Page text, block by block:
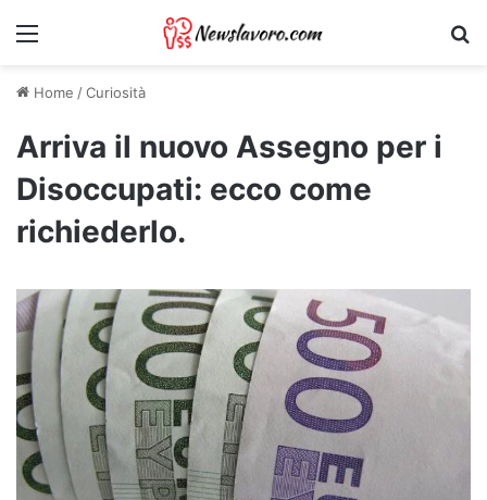
Menu
Home /Curiosità
Arriva il nuovo Assegno per i
Disoccupati: ecco come
richiederlo.